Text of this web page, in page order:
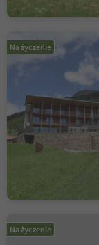
Na życzenie
Na życzenie